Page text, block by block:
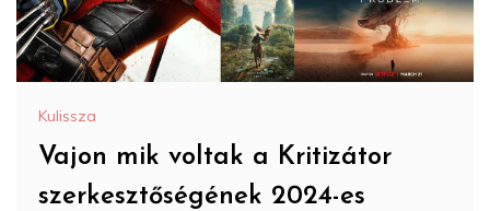
Kulissza
Vajon mik voltak a Kritizátor
szerkesztőségének 2024-es